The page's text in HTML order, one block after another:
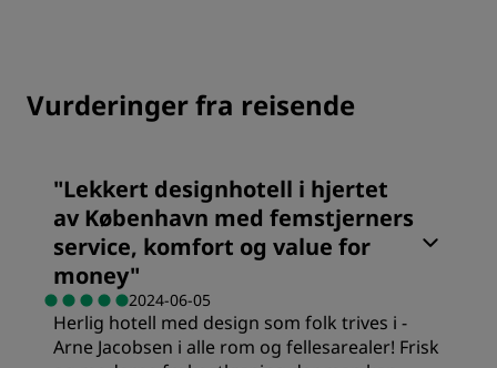
Vurderinger fra reisende
"Lekkert designhotell i hjertet
av København med femstjerners
service, komfort og value for
money"
2024-06-05
Herlig hotell med design som folk trives i -
Arne Jacobsen i alle rom og fellesarealer! Frisk